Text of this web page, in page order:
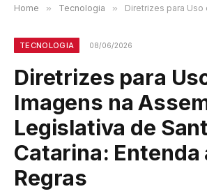
Home » Tecnologia » Diretrizes para Uso de Imagens na
TECNOLOGIA 08/06/2026
Diretrizes para
Imagens na
Legislativa de
Catarina: Entenda
Regras